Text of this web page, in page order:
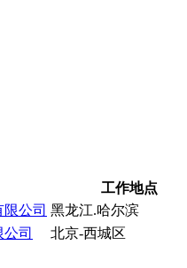
工作地点
公司 黑龙江.哈尔滨
司
北京-西城区